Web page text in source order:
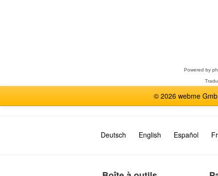
Powered by
© 2026 webme
Deutsch English Español